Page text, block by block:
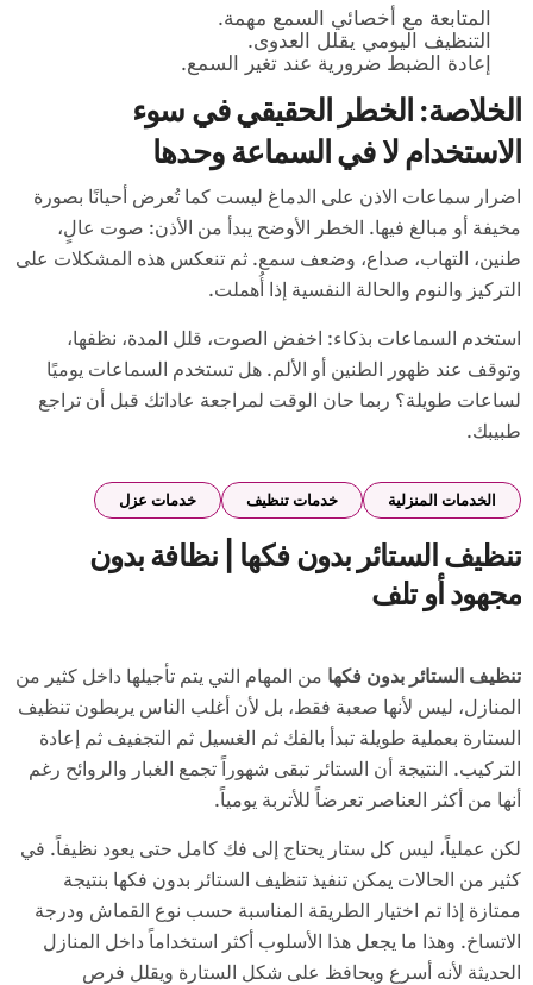
المتابعة مع أخصائي السمع مهمة.
التنظيف اليومي يقلل العدوى.
إعادة الضبط ضرورية عند تغير السمع.
الخلاصة: الخطر الحقيقي في سوء
الاستخدام لا في السماعة وحدها
اضرار سماعات الاذن على الدماغ ليست كما تُعرض أحيانًا بصورة
مخيفة أو مبالغ فيها. الخطر الأوضح يبدأ من الأذن: صوت عالٍ،
طنين، التهاب، صداع، وضعف سمع. ثم تنعكس هذه المشكلات على
التركيز والنوم والحالة النفسية إذا أُهملت.
استخدم السماعات بذكاء: اخفض الصوت، قلل المدة، نظفها،
وتوقف عند ظهور الطنين أو الألم. هل تستخدم السماعات يوميًا
لساعات طويلة؟ ربما حان الوقت لمراجعة عاداتك قبل أن تراجع
طبيبك.
الخدمات المنزلية خدمات تنظيف خدمات عزل
تنظيف الستائر بدون فكها | نظافة بدون
مجهود أو تلف
تنظيف الستائر بدون فكها من المهام التي يتم تأجيلها داخل كثير من
المنازل، ليس لأنها صعبة فقط، بل لأن أغلب الناس يربطون تنظيف
الستارة بعملية طويلة تبدأ بالفك ثم الغسيل ثم التجفيف ثم إعادة
التركيب. النتيجة أن الستائر تبقى شهوراً تجمع الغبار والروائح رغم
أنها من أكثر العناصر تعرضاً للأتربة يومياً.
لكن عملياً، ليس كل ستار يحتاج إلى فك كامل حتى يعود نظيفاً. في
كثير من الحالات يمكن تنفيذ تنظيف الستائر بدون فكها بنتيجة
ممتازة إذا تم اختيار الطريقة المناسبة حسب نوع القماش ودرجة
الاتساخ. وهذا ما يجعل هذا الأسلوب أكثر استخداماً داخل المنازل
الحديثة لأنه أسرع ويحافظ على شكل الستارة ويقلل فرص